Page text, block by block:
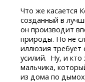
Что же касается
созданный в
он производит
природы. Но не
иллюзия требует
усилий. Ну, и кто
мальчика,
из дома по